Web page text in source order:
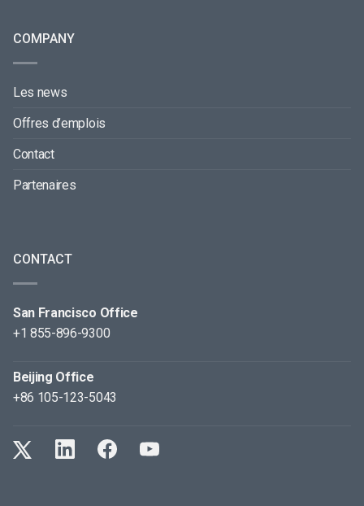
COMPANY
Les news
Offres d’emplois
Contact
Partenaires
CONTACT
San Francisco Office
+1 855-896-9300
Beijing Office
+86 105-123-5043